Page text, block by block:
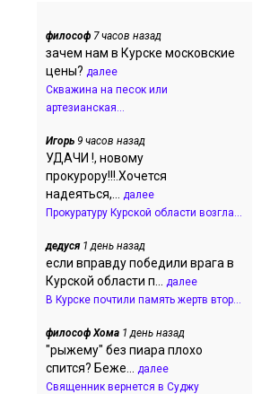
философ 7 часов назад
зачем нам в Курске московские
цены? далее
Скважина на песок или
артезианская...
Игорь 9 часов назад
УДАЧИ !, новому
прокурору!!!.Хочется
надеяться,... далее
Прокуратуру Курской области возгла...
дедуся1 день назад
если вправду победили врага в
Курской области п... далее
В Курске почтили память жертв втор...
философ Хома 1 день назад
"рыжему" без пиара плохо
спится? Беже... далее
Священник вернется в Суджу